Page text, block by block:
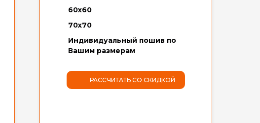
60х60
70х70
Индивидуальный пошив по
Вашим размерам
РАССЧИТАТЬ СО СКИДКОЙ